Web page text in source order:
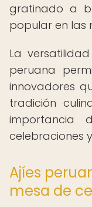
gratinado a
popular en las
La
peruana
innovadores
tradición
importancia
celebraciones
Ajíes
mesa de